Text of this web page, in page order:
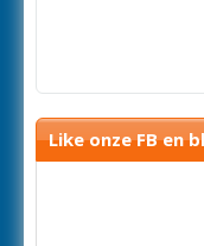
Like onze FB en